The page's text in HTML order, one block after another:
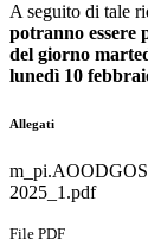
A seguito di tale
potranno essere
del giorno
lunedì 10
Allegati
2025_1.pdf
File PDF